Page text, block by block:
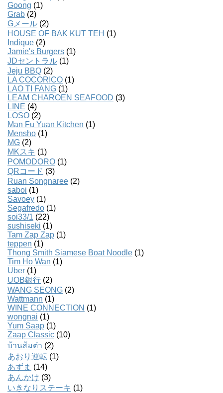
Goong (1)
Grab (2)
Gメール (2)
HOUSE OF BAK KUT TEH (1)
Indique (2)
Jamie's Burgers (1)
JDセントラル (1)
Jeju BBQ (2)
LA COCORICO (1)
LAO TI FANG (1)
LEAM CHAROEN SEAFOOD (3)
LINE (4)
LOSO (2)
Man Fu Yuan Kitchen (1)
Mensho (1)
MG (2)
MKスキ (1)
POMODORO (1)
QRコード (3)
Ruan Songnaree (2)
saboi (1)
Savoey (1)
Segafredo (1)
soi33/1 (22)
sushiseki (1)
Tam Zap Zap (1)
teppen (1)
Thong Smith Siamese Boat Noodle (1)
Tim Ho Wan (1)
Uber (1)
UOB銀行 (2)
WANG SEONG (2)
Wattmann (1)
WINE CONNECTION (1)
wongnai (1)
Yum Saap (1)
Zaap Classic (10)
บ้านส้มตํา (2)
あおり運転 (1)
あずま (14)
あんかけ (3)
いきなりステーキ (1)